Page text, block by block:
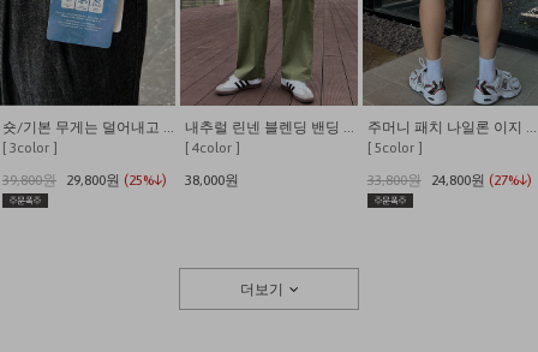
숏/기본 무게는 덜어내고 시원함만 남긴 쿨링 밴딩 데님
[ 3color ]
39,800원
29,800원 (25%↓)
내추럴 린넨 블렌딩 밴딩 와이드 팬츠
[ 4color ]
38,000원
주머니 패치 나일론 이지 밴딩 반바지
[ 5color ]
33,800원
24,800원 (27%↓)
더보기